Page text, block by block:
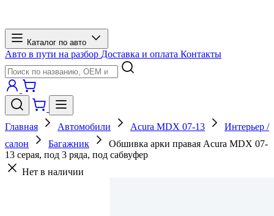
Каталог по авто
Авто в пути на разбор Доставка и оплата Контакты
Главная Автомобили Acura MDX 07-13
Интерьер /
салон
Багажник
Обшивка арки правая Acura MDX 07-
13 серая, под 3 ряда, под сабвуфер
Нет в наличии